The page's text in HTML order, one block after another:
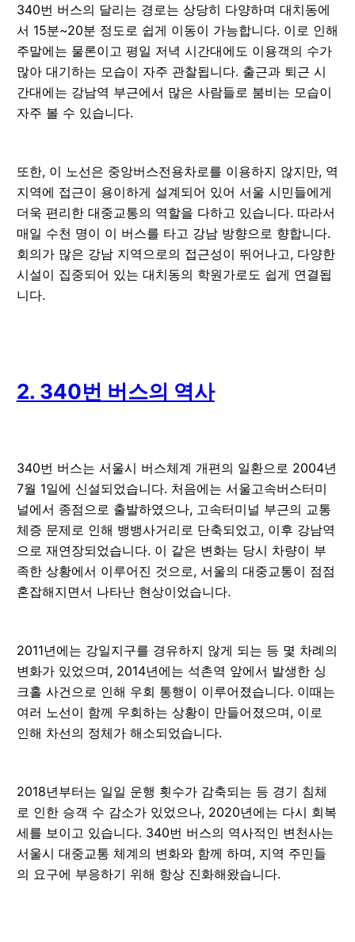
340번 버스의 달리는 경로는 상당히 다양하며 대치동에
서 15분~20분 정도로 쉽게 이동이 가능합니다. 이로 인해
주말에는 물론이고 평일 저녁 시간대에도 이용객의 수가
많아 대기하는 모습이 자주 관찰됩니다. 출근과 퇴근 시
간대에는 강남역 부근에서 많은 사람들로 붐비는 모습이
자주 볼 수 있습니다.
또한, 이 노선은 중앙버스전용차로를 이용하지 않지만, 역
지역에 접근이 용이하게 설계되어 있어 서울 시민들에게
더욱 편리한 대중교통의 역할을 다하고 있습니다. 따라서
매일 수천 명이 이 버스를 타고 강남 방향으로 향합니다.
회의가 많은 강남 지역으로의 접근성이 뛰어나고, 다양한
시설이 집중되어 있는 대치동의 학원가로도 쉽게 연결됩
니다.
2. 340번 버스의 역사
340번 버스는 서울시 버스체계 개편의 일환으로 2004년
7월 1일에 신설되었습니다. 처음에는 서울고속버스터미
널에서 종점으로 출발하였으나, 고속터미널 부근의 교통
체증 문제로 인해 뱅뱅사거리로 단축되었고, 이후 강남역
으로 재연장되었습니다. 이 같은 변화는 당시 차량이 부
족한 상황에서 이루어진 것으로, 서울의 대중교통이 점점
혼잡해지면서 나타난 현상이었습니다.
2011년에는 강일지구를 경유하지 않게 되는 등 몇 차례의
변화가 있었으며, 2014년에는 석촌역 앞에서 발생한 싱
크홀 사건으로 인해 우회 통행이 이루어졌습니다. 이때는
여러 노선이 함께 우회하는 상황이 만들어졌으며, 이로
인해 차선의 정체가 해소되었습니다.
2018년부터는 일일 운행 횟수가 감축되는 등 경기 침체
로 인한 승객 수 감소가 있었으나, 2020년에는 다시 회복
세를 보이고 있습니다. 340번 버스의 역사적인 변천사는
서울시 대중교통 체계의 변화와 함께 하며, 지역 주민들
의 요구에 부응하기 위해 항상 진화해왔습니다.